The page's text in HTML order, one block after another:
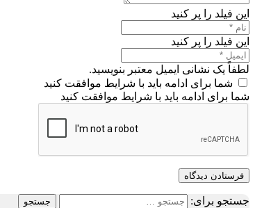
این فیلد را پر کنید
این فیلد را پر کنید
لطفاً یک نشانی ایمیل معتبر بنویسید.
شما برای ادامه باید با شرایط موافقت کنید
شما برای ادامه باید با شرایط موافقت کنید
فرستادن دیدگاه
جستجو برای: